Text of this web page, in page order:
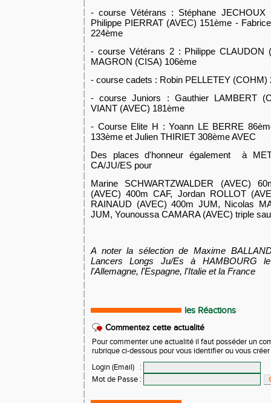
- course Vétérans : Stéphane
Philippe PIERRAT (AVEC) 151ème -
224ème
- course Vétérans 2 : Philippe CLAUDON
MAGRON (CISA) 106ème
- course cadets : Robin PELLETEY (COHM)
- course Juniors : Gauthier LAMBERT
VIANT (AVEC) 181ème
- Course Elite H : Yoann LE BERRE
133ème et Julien THIRIET 308ème AVEC
Des places d'honneur également à
CA/JU/ES pour
Marine SCHWARTZWALDER (AVEC)
(AVEC) 400m CAF, Jordan ROLLOT
RAINAUD (AVEC) 400m JUM, Nicolas
JUM, Younoussa CAMARA (AVEC) triple
A noter la sélection de Maxime
Lancers Longs Ju/Es à HAMBOURG
l'Allemagne, l'Espagne, l'Italie et la France
les Réactions
Commentez cette actualité
Pour commenter une actualité il faut posséder un
rubrique ci-dessous pour vous identifier ou vous
Login (Email)
:
Mot de Passe :